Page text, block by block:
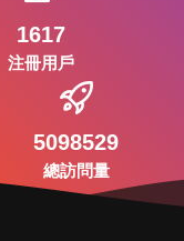
1617
注冊用戶
5098529
總訪問量